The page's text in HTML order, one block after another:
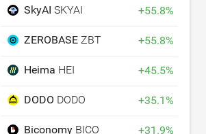
SkyAISKYAI +55.8%
ZEROBASEZBT +55.8%
Heima HEI +45.5%
DODO DODO +35.1%
Biconomy BICO +31.9%